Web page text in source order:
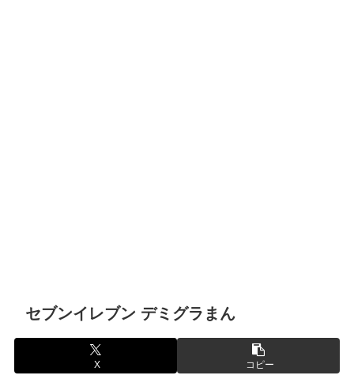
セブンイレブン デミグラまん
X コピー